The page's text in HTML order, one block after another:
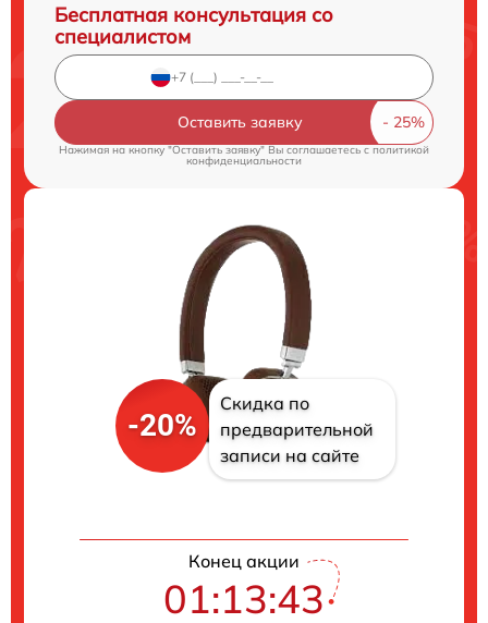
Бесплатная консультация со
специалистом
Оставить заявку
Нажимая на кнопку "Оставить заявку" Вы соглашаетесь cполитикой
конфиденциальности
-20%
Скидка по
предварительной
записи на сайте
Конец акции
01:13:43